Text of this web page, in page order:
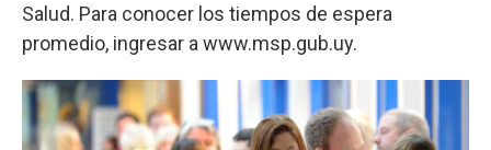
Salud. Para conocer los tiempos de espera
promedio, ingresar a www.msp.gub.uy.